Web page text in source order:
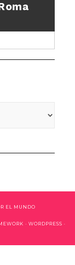
EL MUNDO
· WORDPRESS ·